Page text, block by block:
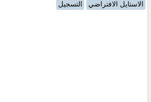
الاستايل الافتراضي
التسجيل